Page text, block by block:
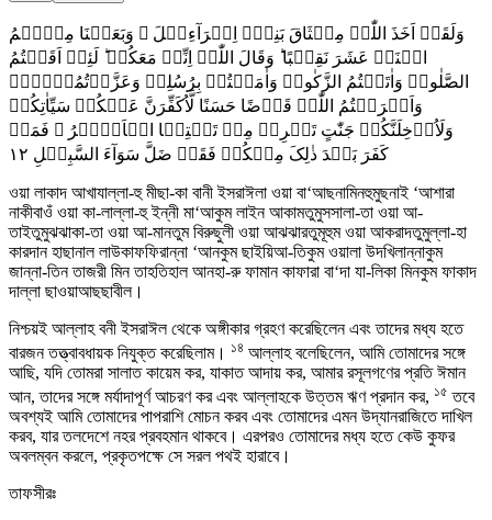
وَلَقَدۡ اَخَذَ اللّٰہُ مِیۡثَاقَ بَنِیۡۤ اِسۡرَآءِیۡلَ ۚ وَبَعَثۡنَا مِنۡہُمُ
اثۡنَیۡ عَشَرَ نَقِیۡبًا ؕ وَقَالَ اللّٰہُ اِنِّیۡ مَعَکُمۡ ؕ لَئِنۡ اَقَمۡتُمُ
الصَّلٰوۃَ وَاٰتَیۡتُمُ الزَّکٰوۃَ وَاٰمَنۡتُمۡ بِرُسُلِیۡ وَعَزَّرۡتُمُوۡہُمۡ
وَاَقۡرَضۡتُمُ اللّٰہَ قَرۡضًا حَسَنًا لَّاُکَفِّرَنَّ عَنۡکُمۡ سَیِّاٰتِکُمۡ
وَلَاُدۡخِلَنَّکُمۡ جَنّٰتٍ تَجۡرِیۡ مِنۡ تَحۡتِہَا الۡاَنۡہٰرُ ۚ فَمَنۡ
کَفَرَ بَعۡدَ ذٰلِکَ مِنۡکُمۡ فَقَدۡ ضَلَّ سَوَآءَ السَّبِیۡلِ ١٢
ওয়া লাকাদ আখাযাল্লা-হু মীছা-কা বানী ইসরাঈলা ওয়া বা‘আছনামিনহুমুছনাই ‘আশারা
নাকীবাওঁ ওয়া কা-লাল্লা-হু ইন্নী মা‘আকুম লাইন আকামতুমুসসালা-তা ওয়া আ-
তাইতুমুঝঝাকা-তা ওয়া আ-মানতুম বিরুছুলী ওয়া আঝঝারতুমূহুম ওয়া আকরাদতুমুল্লা-হা
কারদান হাছানাল লাউকাফফিরান্না ‘আনকুম ছাইয়িআ-তিকুম ওয়ালা উদখিলান্নাকুম
জান্না-তিন তাজরী মিন তাহতিহাল আনহা-রু ফামান কাফারা বা‘দা যা-লিকা মিনকুম ফাকাদ
দাল্লা ছাওয়াআছছাবীল।
নিশ্চয়ই আল্লাহ বনী ইসরাঈল থেকে অঙ্গীকার গ্রহণ করেছিলেন এবং তাদের মধ্য হতে
বারজন তত্ত্বাবধায়ক নিযুক্ত করেছিলাম। ১৪ আল্লাহ বলেছিলেন, আমি তোমাদের সঙ্গে
আছি, যদি তোমরা সালাত কায়েম কর, যাকাত আদায় কর, আমার রসূলগণের প্রতি ঈমান
আন, তাদের সঙ্গে মর্যাদাপূর্ণ আচরণ কর এবং আল্লাহকে উত্তম ঋণ প্রদান কর, ১৫ তবে
অবশ্যই আমি তোমাদের পাপরাশি মোচন করব এবং তোমাদের এমন উদ্যানরাজিতে দাখিল
করব, যার তলদেশে নহর প্রবহমান থাকবে। এরপরও তোমাদের মধ্য হতে কেউ কুফর
অবলম্বন করলে, প্রকৃতপক্ষে সে সরল পথই হারাবে।
তাফসীরঃ